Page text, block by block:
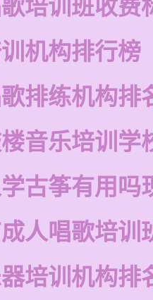
培训班收费
机构排行榜
排练机构排
音乐培训学
古筝有用吗
人唱歌培训
培训机构排